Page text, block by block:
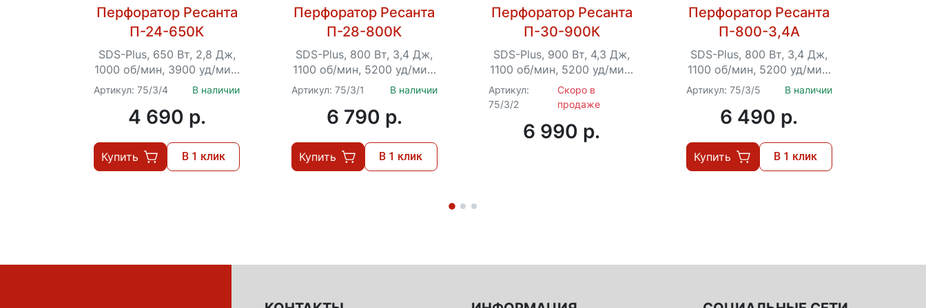
Перфоратор Ресанта
П-24-650К
SDS-Plus, 650 Вт, 2,8 Дж,
1000 об/мин, 3900 уд/мин,
2.3 кг, кейс
Артикул: 75/3/4 В наличии
4 690 p.
Купить В 1 клик
Перфоратор Ресанта
П-28-800К
SDS-Plus, 800 Вт, 3,4 Дж,
1100 об/мин, 5200 уд/мин,
2.7 кг, кейс
Артикул: 75/3/1 В наличии
6 790 p.
Купить В 1 клик
Перфоратор Ресанта
П-30-900К
SDS-Plus, 900 Вт, 4,3 Дж,
1100 об/мин, 5200 уд/мин,
2.7 кг, кейс
Артикул:
75/3/2
Скоро в
продаже
6 990 p.
Перфоратор Ресанта
П-800-3,4А
SDS-Plus, 800 Вт, 3,4 Дж,
1100 об/мин, 5200 уд/мин,
2.7 кг, кейс
Артикул: 75/3/5 В наличии
6 490 p.
Купить В 1 клик